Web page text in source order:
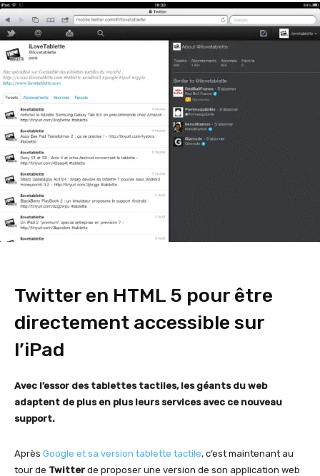
Twitter en HTML 5 pour être
directement accessible sur
l’iPad
Avec l’essor des tablettes tactiles, les géants du web
adaptent de plus en plus leurs services avec ce nouveau
support.
Après Google et sa version tablette tactile, c’est maintenant au
tour de Twitter de proposer une version de son application web